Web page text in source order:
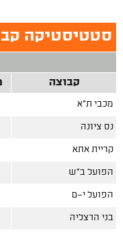
סטטיסטיקה
קבוצה
מכבי ת"א
נס ציונה
קריית אתא
הפועל ב"ש
הפועל י-ם
בני הרצליה